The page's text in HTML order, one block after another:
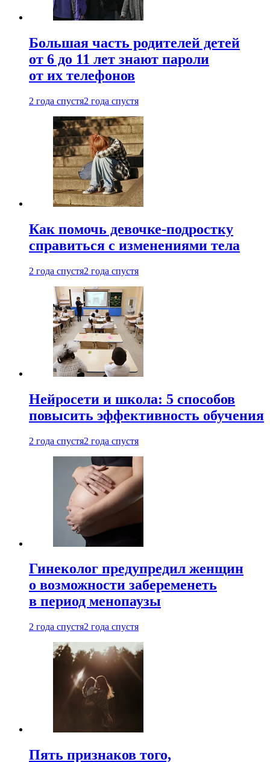
Большая часть родителей детей
от 6 до 11 лет знают пароли
от их телефонов
2 года спустя2 года спустя
Как помочь девочке-подростку
справиться с изменениями тела
2 года спустя2 года спустя
Нейросети и школа: 5 способов
повысить эффективность обучения
2 года спустя2 года спустя
Гинеколог предупредил женщин
о возможности забеременеть
в период менопаузы
2 года спустя2 года спустя
Пять признаков того,